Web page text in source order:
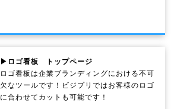
▶ロゴ看板 トップページ
ロゴ看板は企業ブランディングにおける不可
欠なツールです！ビジプリではお客様のロゴ
に合わせてカットも可能です！